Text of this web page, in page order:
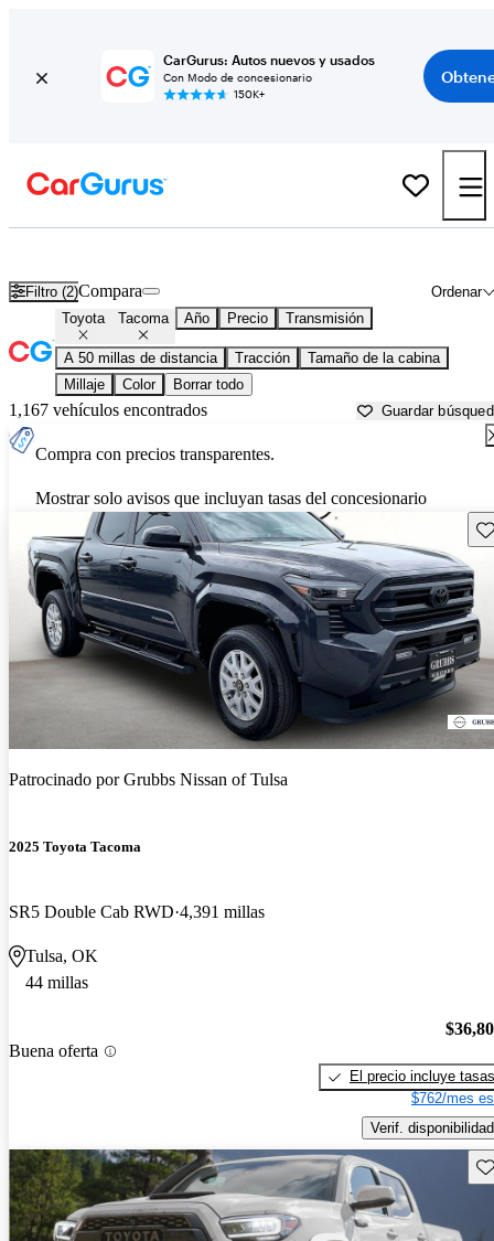
CarGurus: Autos nuevos y usados
Con Modo de concesionario
150K+
Filtro (2) Ordenar
Compara
Toyota Tacoma Año Precio Transmisión
A 50 millas de distancia Tracción
Tamaño de la cabina
Millaje
Color Borrar todo
1,167 vehículos encontrados Guardar
Compra con precios transparentes.
Mostrar solo avisos que incluyan tasas del concesionario
Patrocinado porGrubbs Nissan of Tulsa
2025 Toyota Tacoma
SR5 Double Cab RWD 4,391 millas
Tulsa, OK
44 millas
Buena oferta
El precio incluye tasas
$762/mes
Verif. disponibilidad